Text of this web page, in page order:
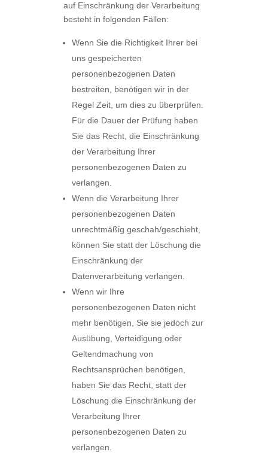
auf Einschränkung der Verarbeitung
besteht in folgenden Fällen:
Wenn Sie die Richtigkeit Ihrer bei
uns gespeicherten
personenbezogenen Daten
bestreiten, benötigen wir in der
Regel Zeit, um dies zu überprüfen.
Für die Dauer der Prüfung haben
Sie das Recht, die Einschränkung
der Verarbeitung Ihrer
personenbezogenen Daten zu
verlangen.
Wenn die Verarbeitung Ihrer
personenbezogenen Daten
unrechtmäßig geschah/geschieht,
können Sie statt der Löschung die
Einschränkung der
Datenverarbeitung verlangen.
Wenn wir Ihre
personenbezogenen Daten nicht
mehr benötigen, Sie sie jedoch zur
Ausübung, Verteidigung oder
Geltendmachung von
Rechtsansprüchen benötigen,
haben Sie das Recht, statt der
Löschung die Einschränkung der
Verarbeitung Ihrer
personenbezogenen Daten zu
verlangen.